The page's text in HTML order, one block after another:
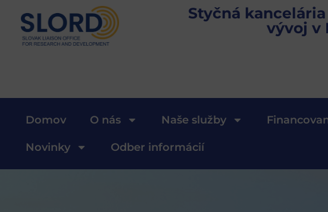
Styčná
vývoj v
Domov O nás Naše služby
Novinky Odber informácií